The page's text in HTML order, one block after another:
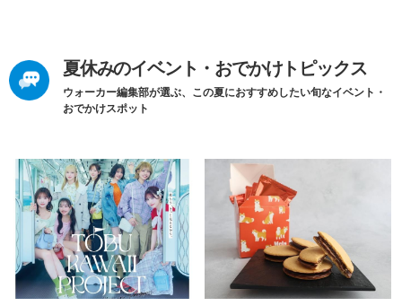
夏休みのイベント・おでかけトピックス
ウォーカー編集部が選ぶ、この夏におすすめしたい旬なイベント・
おでかけスポット